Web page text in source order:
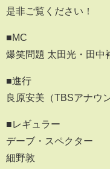
是非ご覧ください！
■MC
爆笑問題 太田光・田中
■進行
良原安美（TBSアナウ
■レギュラー
デーブ・スペクター
細野敦